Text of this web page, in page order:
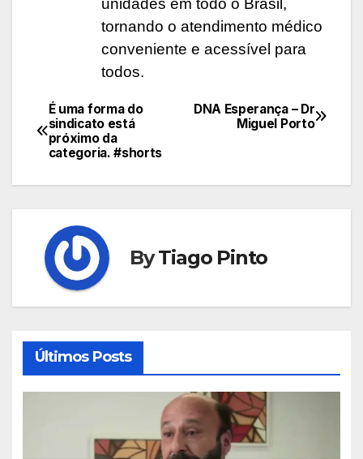
unidades em todo o Brasil,
tornando o atendimento médico
conveniente e acessível para
todos.
Navegação
de
Post
DNA Esperança – Dr
Miguel Porto
É uma forma do
sindicato está
próximo da
categoria. #shorts
ByTiago Pinto
Últimos Posts